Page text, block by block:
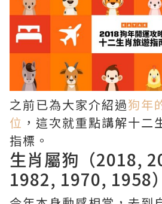
之前已為大家介紹過狗年
位 ，這次就重點講解十二
指標。
生肖屬狗（2018,
1982, 1970, 1958